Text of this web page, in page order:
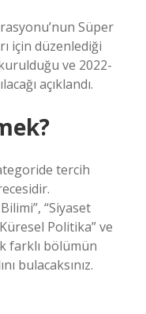
Süper
için düzenlediği
ve 2022-
açıklandı.
tercih
“Siyaset
Politika” ve
farklı bölümün
bulacaksınız.